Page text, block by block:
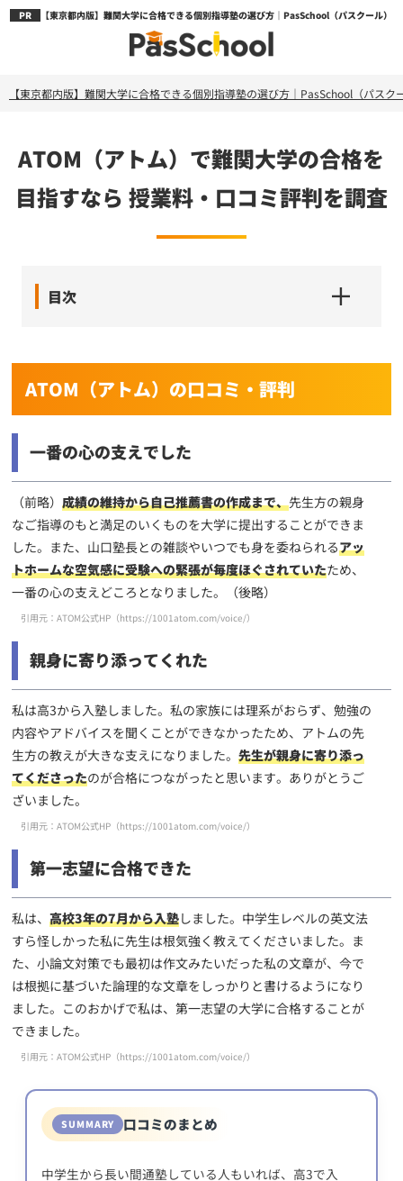
【東京都内版】難関大学に合格できる個別指導塾の選び方｜PasSchool（パスクール）
【東京都内版】難関大学に合格できる個別指導塾の選び方｜PasSchool（パスク
ATOM（アトム）で難関大学の合格を
目指すなら 授業料・口コミ評判を調査
目次
ATOM（アトム）の口コミ・評判
一番の心の支えでした
（前略）成績の維持から自己推薦書の作成まで、先生方の親身
なご指導のもと満足のいくものを大学に提出することができま
した。また、山口塾長との雑談やいつでも身を委ねられるアッ
トホームな空気感に受験への緊張が毎度ほぐされていたため、
一番の心の支えどころとなりました。（後略）
引用元：ATOM公式HP（https://1001atom.com/voice/）
親身に寄り添ってくれた
私は高3から入塾しました。私の家族には理系がおらず、勉強の
内容やアドバイスを聞くことができなかったため、アトムの先
生方の教えが大きな支えになりました。先生が親身に寄り添っ
てくださったのが合格につながったと思います。ありがとうご
ざいました。
引用元：ATOM公式HP（https://1001atom.com/voice/）
第一志望に合格できた
私は、高校3年の7月から入塾しました。中学生レベルの英文法
すら怪しかった私に先生は根気強く教えてくださいました。ま
た、小論文対策でも最初は作文みたいだった私の文章が、今で
は根拠に基づいた論理的な文章をしっかりと書けるようになり
ました。このおかげで私は、第一志望の大学に合格することが
できました。
引用元：ATOM公式HP（https://1001atom.com/voice/）
口コミのまとめ
中学生から長い間通塾している人もいれば、高3で入